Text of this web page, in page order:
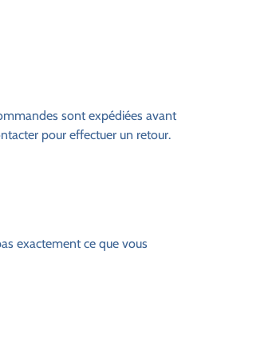
sont expédiées avant
pour effectuer un retour.
exactement ce que vous